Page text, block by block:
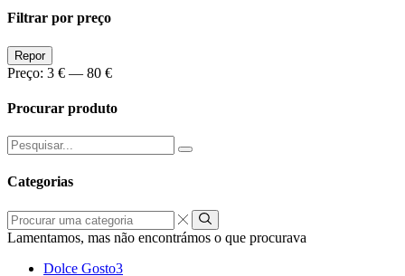
Filtrar por preço
Preço
Min
Preço
Max
Repor
Preço: 3 € — 80 €
Procurar produto
Pesquisar
por:
Categorias
uma
categoria
Lamentamos, mas não encontrámos o que procurava
Dolce Gosto3